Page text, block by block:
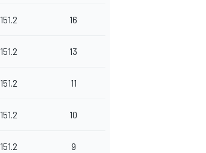
151.2 16
151.2 13
151.2 11
151.2 10
151.2 9